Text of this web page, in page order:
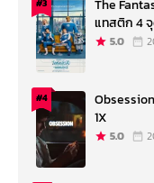
#3
The
แทสติก 4
5.0
#4
1X
5.0